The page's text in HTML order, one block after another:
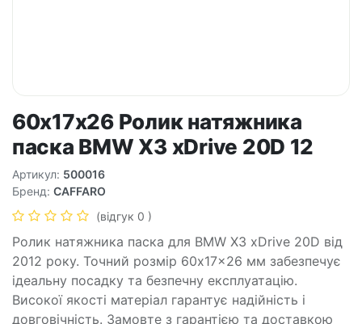
60x17x26 Ролик натяжника
паска BMW X3 xDrive 20D 12
Артикул: 500016
Бренд: CAFFARO
(відгук 0 )
Ролик натяжника паска для BMW X3 xDrive 20D від
2012 року. Точний розмір 60x17x26 мм забезпечує
ідеальну посадку та безпечну експлуатацію.
Високої якості матеріал гарантує надійність і
довговічність. Замовте з гарантією та доставкою